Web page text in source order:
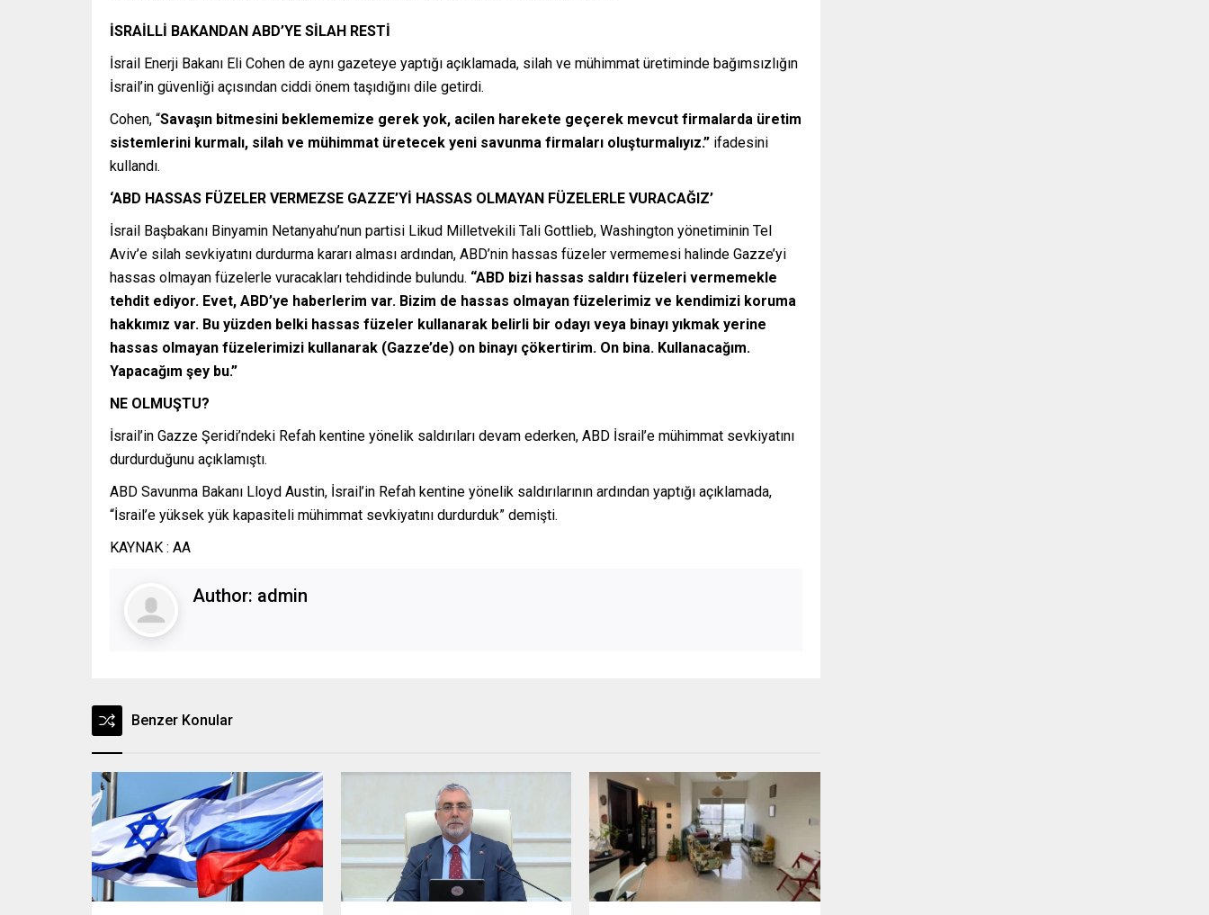
İSRAİLLİ BAKANDAN ABD’YE SİLAH RESTİ
İsrail Enerji Bakanı Eli Cohen de aynı gazeteye yaptığı açıklamada, silah ve mühimmat üretiminde bağımsızlığın
İsrail’in güvenliği açısından ciddi önem taşıdığını dile getirdi.
Cohen, “Savaşın bitmesini beklememize gerek yok, acilen harekete geçerek mevcut firmalarda üretim
sistemlerini kurmalı, silah ve mühimmat üretecek yeni savunma firmaları oluşturmalıyız.” ifadesini
kullandı.
‘ABD HASSAS FÜZELER VERMEZSE GAZZE’Yİ HASSAS OLMAYAN FÜZELERLE VURACAĞIZ’
İsrail Başbakanı Binyamin Netanyahu’nun partisi Likud Milletvekili Tali Gottlieb, Washington yönetiminin Tel
Aviv’e silah sevkiyatını durdurma kararı alması ardından, ABD’nin hassas füzeler vermemesi halinde Gazze’yi
hassas olmayan füzelerle vuracakları tehdidinde bulundu. “ABD bizi hassas saldırı füzeleri vermemekle
tehdit ediyor. Evet, ABD’ye haberlerim var. Bizim de hassas olmayan füzelerimiz ve kendimizi koruma
hakkımız var. Bu yüzden belki hassas füzeler kullanarak belirli bir odayı veya binayı yıkmak yerine
hassas olmayan füzelerimizi kullanarak (Gazze’de) on binayı çökertirim. On bina. Kullanacağım.
Yapacağım şey bu.”
NE OLMUŞTU?
İsrail’in Gazze Şeridi’ndeki Refah kentine yönelik saldırıları devam ederken, ABD İsrail’e mühimmat sevkiyatını
durdurduğunu açıklamıştı.
ABD Savunma Bakanı Lloyd Austin, İsrail’in Refah kentine yönelik saldırılarının ardından yaptığı açıklamada,
“İsrail’e yüksek yük kapasiteli mühimmat sevkiyatını durdurduk” demişti.
KAYNAK : AA
Author: admin
Benzer Konular